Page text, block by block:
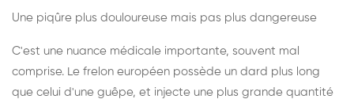
Une piqûre plus douloureuse mais pas plus dangereuse
C'est une nuance médicale importante, souvent mal
comprise. Le frelon européen possède un dard plus long
que celui d'une guêpe, et injecte une plus grande quantité